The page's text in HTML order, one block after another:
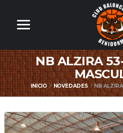
NB ALZIRA
INICIO NOVEDADES NB